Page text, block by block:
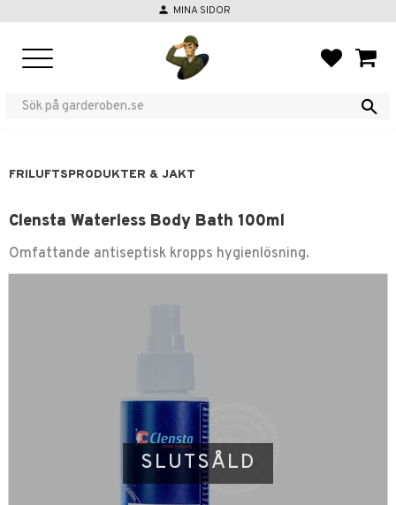
person MINA SIDOR
FRILUFTSPRODUKTER & JAKT
Clensta Waterless Body Bath 100ml
Omfattande antiseptisk kropps hygienlösning.
SLUTSÅLD